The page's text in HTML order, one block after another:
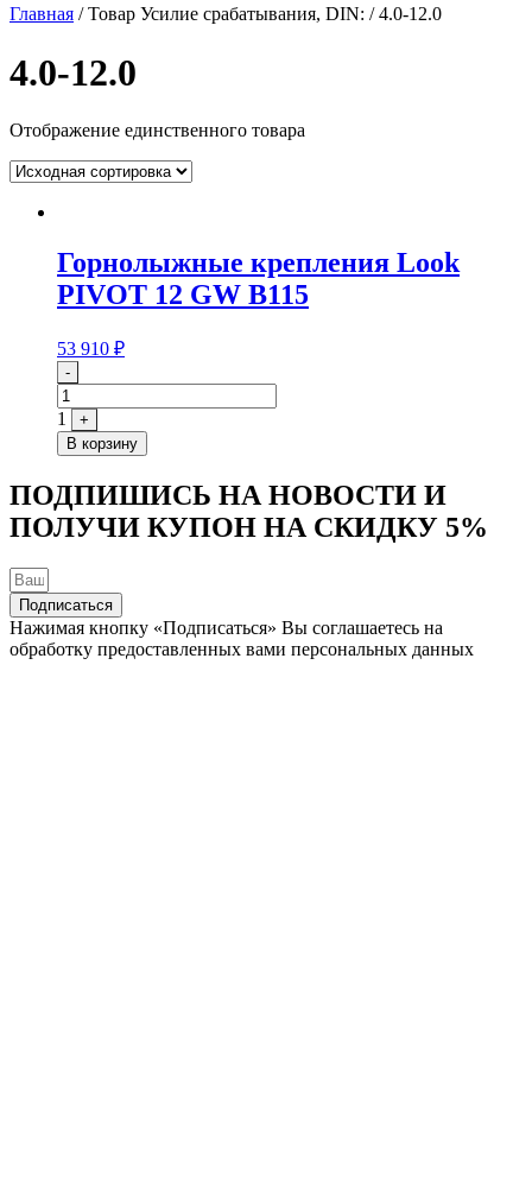
Главная / Товар Усилие срабатывания, DIN: / 4.0-12.0
4.0-12.0
Отображение единственного товара
Горнолыжные крепления Look
PIVOT 12 GW B115
53 910 ₽
Quantity
-
1
+
В корзину
ПОДПИШИСЬ НА НОВОСТИ И
ПОЛУЧИ КУПОН НА СКИДКУ 5%
Подписаться
Нажимая кнопку «Подписаться» Вы соглашаетесь на
обработку предоставленных вами персональных данных